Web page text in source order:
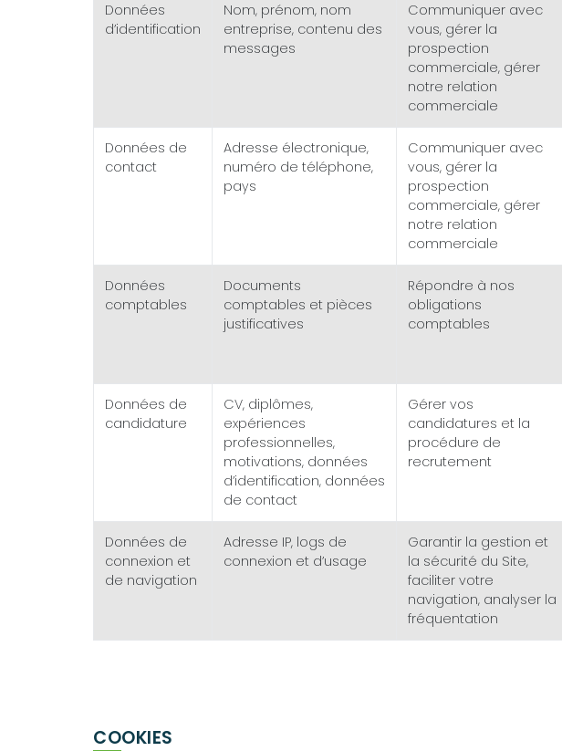
Données
d’identification
Nom, prénom, nom
entreprise, contenu des
messages
Communiquer avec
vous, gérer la
prospection
commerciale, gérer
notre relation
commerciale
Données de
contact
Adresse électronique,
numéro de téléphone,
pays
Communiquer avec
vous, gérer la
prospection
commerciale, gérer
notre relation
commerciale
Données
comptables
Documents
comptables et pièces
justificatives
Répondre à nos
obligations
comptables
Données de
candidature
CV, diplômes,
expériences
professionnelles,
motivations, données
d’identification, données
de contact
Gérer vos
candidatures et la
procédure de
recrutement
Données de
connexion et
de navigation
Adresse IP, logs de
connexion et d’usage
Garantir la gestion et
la sécurité du Site,
faciliter votre
navigation, analyser la
fréquentation
COOKIES